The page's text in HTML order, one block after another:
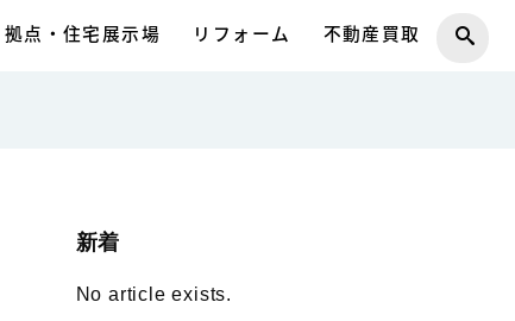
拠点・住宅展示場 リフォーム 不動産買取
新着
No article exists.